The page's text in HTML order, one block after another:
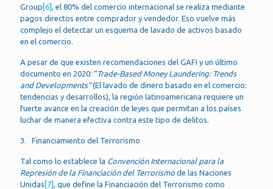
Group [6], el 80% del comercio internacional se realiza mediante
pagos directos entre comprador y vendedor. Eso vuelve más
complejo el detectar un esquema de lavado de activos basado
en el comercio.
A pesar de que existen recomendaciones del GAFI y un último
documento en 2020: “Trade-Based Money Laundering: Trends
and Developments”(El lavado de dinero basado en el comercio:
tendencias y desarrollos), la región latinoamericana requiere un
fuerte avance en la creación de leyes que permitan a los países
luchar de manera efectiva contra este tipo de delitos.
3. Financiamiento del Terrorismo
Tal como lo establece la Convención Internacional para la
Represión de la Financiación del Terrorismo de las Naciones
Unidas [7], que define la Financiación del Terrorismo como